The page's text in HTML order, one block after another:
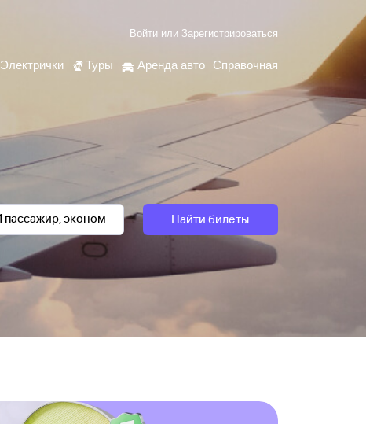
Войти или Зарегистрироваться
Электрички Туры Аренда авто Справочная
Найти билеты